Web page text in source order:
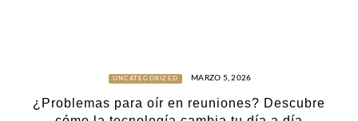
UNCATEGORIZED MARZO 5, 2026
¿Problemas para oír en reuniones? Descubre